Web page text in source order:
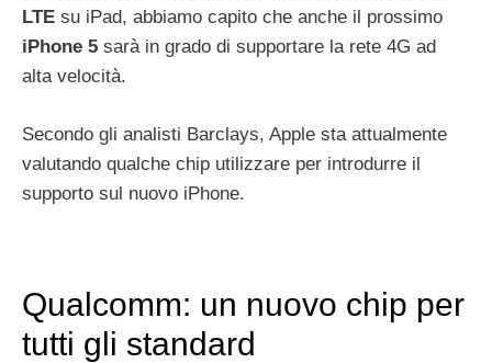
LTE su iPad, abbiamo capito che anche il prossimo
iPhone 5 sarà in grado di supportare la rete 4G ad
alta velocità.
Secondo gli analisti Barclays, Apple sta attualmente
valutando qualche chip utilizzare per introdurre il
supporto sul nuovo iPhone.
Qualcomm: un nuovo chip per
tutti gli standard